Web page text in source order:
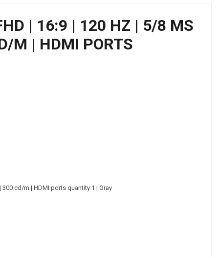
| 16:9 | 120 HZ | 5/8 MS
M | HDMI PORTS
300 cd/m | HDMI ports quantity 1 | Gray